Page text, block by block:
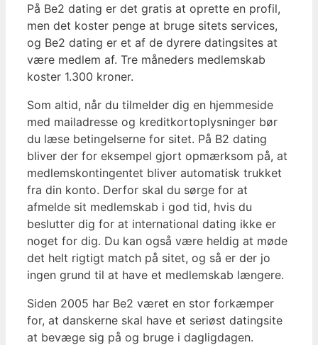
På Be2 dating er det gratis at oprette en profil,
men det koster penge at bruge sitets services,
og Be2 dating er et af de dyrere datingsites at
være medlem af. Tre måneders medlemskab
koster 1.300 kroner.
Som altid, når du tilmelder dig en hjemmeside
med mailadresse og kreditkortoplysninger bør
du læse betingelserne for sitet. På B2 dating
bliver der for eksempel gjort opmærksom på, at
medlemskontingentet bliver automatisk trukket
fra din konto. Derfor skal du sørge for at
afmelde sit medlemskab i god tid, hvis du
beslutter dig for at international dating ikke er
noget for dig. Du kan også være heldig at møde
det helt rigtigt match på sitet, og så er der jo
ingen grund til at have et medlemskab længere.
Siden 2005 har Be2 været en stor forkæmper
for, at danskerne skal have et seriøst datingsite
at bevæge sig på og bruge i dagligdagen.